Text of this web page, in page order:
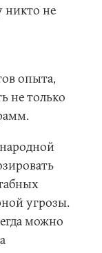
никто не
опыта,
не только
угрозы.
можно